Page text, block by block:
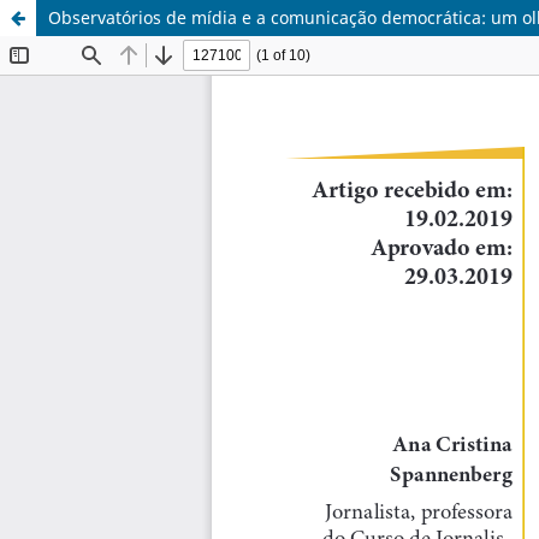
Observatórios de mídia e a comunicação democrática: um